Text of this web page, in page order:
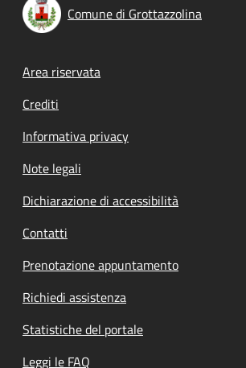
Comune di Grottazzolina
Footer menu
Area riservata
Crediti
Informativa privacy
Note legali
Dichiarazione di accessibilità
Contatti
Prenotazione appuntamento
Richiedi assistenza
Statistiche del portale
Leggi le FAQ